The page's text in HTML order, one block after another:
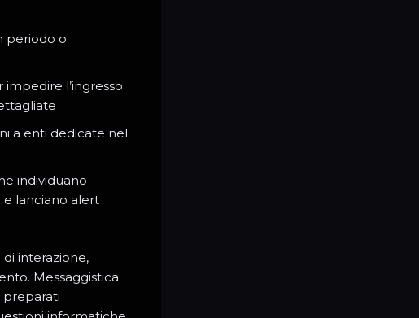
periodo o
l’ingresso
a enti dedicate nel
individuano
lanciano alert
interazione,
Messaggistica
preparati